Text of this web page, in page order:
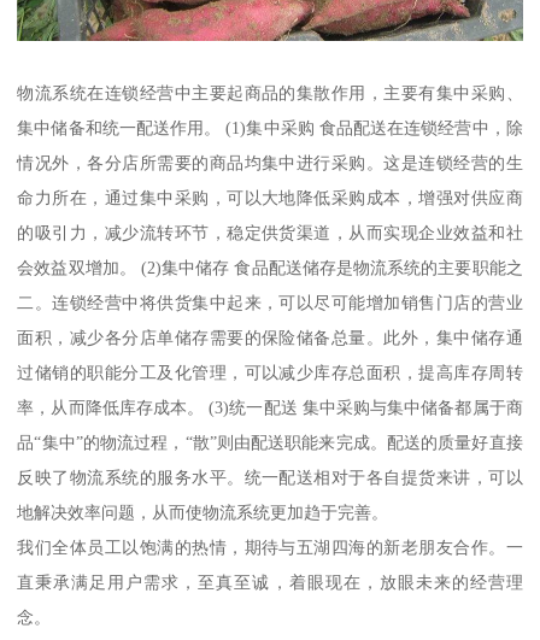
物流系统在连锁经营中主要起商品的集散作用，主要有集中采购、
集中储备和统一配送作用。 (1)集中采购 食品配送在连锁经营中，除
情况外，各分店所需要的商品均集中进行采购。这是连锁经营的生
命力所在，通过集中采购，可以大地降低采购成本，增强对供应商
的吸引力，减少流转环节，稳定供货渠道，从而实现企业效益和社
会效益双增加。 (2)集中储存 食品配送储存是物流系统的主要职能之
二。连锁经营中将供货集中起来，可以尽可能增加销售门店的营业
面积，减少各分店单储存需要的保险储备总量。此外，集中储存通
过储销的职能分工及化管理，可以减少库存总面积，提高库存周转
率，从而降低库存成本。 (3)统一配送 集中采购与集中储备都属于商
品“集中”的物流过程，“散”则由配送职能来完成。配送的质量好直接
反映了物流系统的服务水平。统一配送相对于各自提货来讲，可以
地解决效率问题，从而使物流系统更加趋于完善。
我们全体员工以饱满的热情，期待与五湖四海的新老朋友合作。一
直秉承满足用户需求，至真至诚，着眼现在，放眼未来的经营理
念。